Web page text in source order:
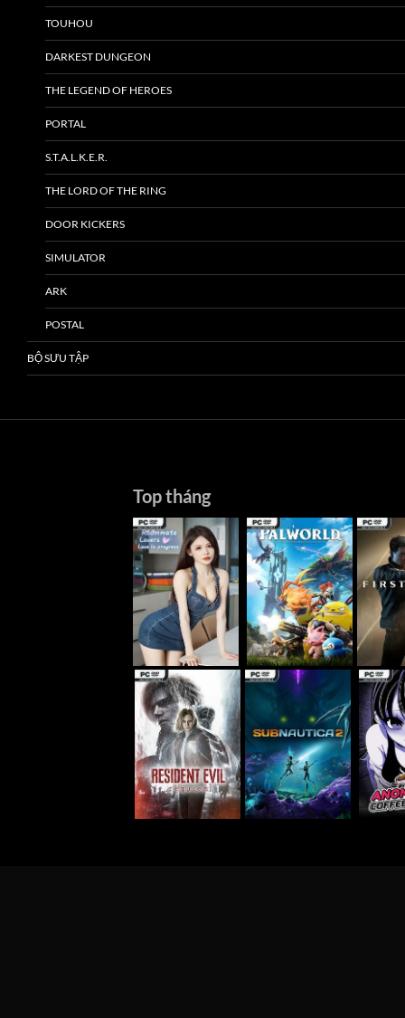
TOUHOU
DARKEST DUNGEON
THE LEGEND OF HEROES
PORTAL
S.T.A.L.K.E.R.
THE LORD OF THE RING
DOOR KICKERS
SIMULATOR
ARK
POSTAL
BỘ SƯU TẬP
Top tháng